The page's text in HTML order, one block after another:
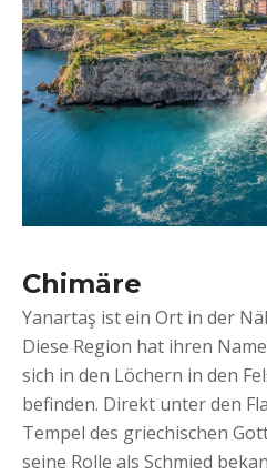
Chimäre
Yanartaş ist ein Ort in der
Diese Region hat ihren
sich in den Löchern in den
befinden. Direkt unter den
Tempel des griechischen
seine Rolle als Schmied